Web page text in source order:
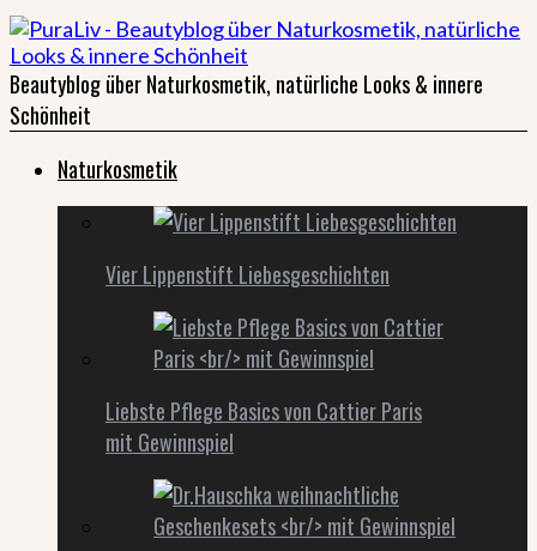
Beautyblog über Naturkosmetik, natürliche Looks & innere
Schönheit
Naturkosmetik
Vier Lippenstift Liebesgeschichten
Liebste Pflege Basics von Cattier Paris
mit Gewinnspiel